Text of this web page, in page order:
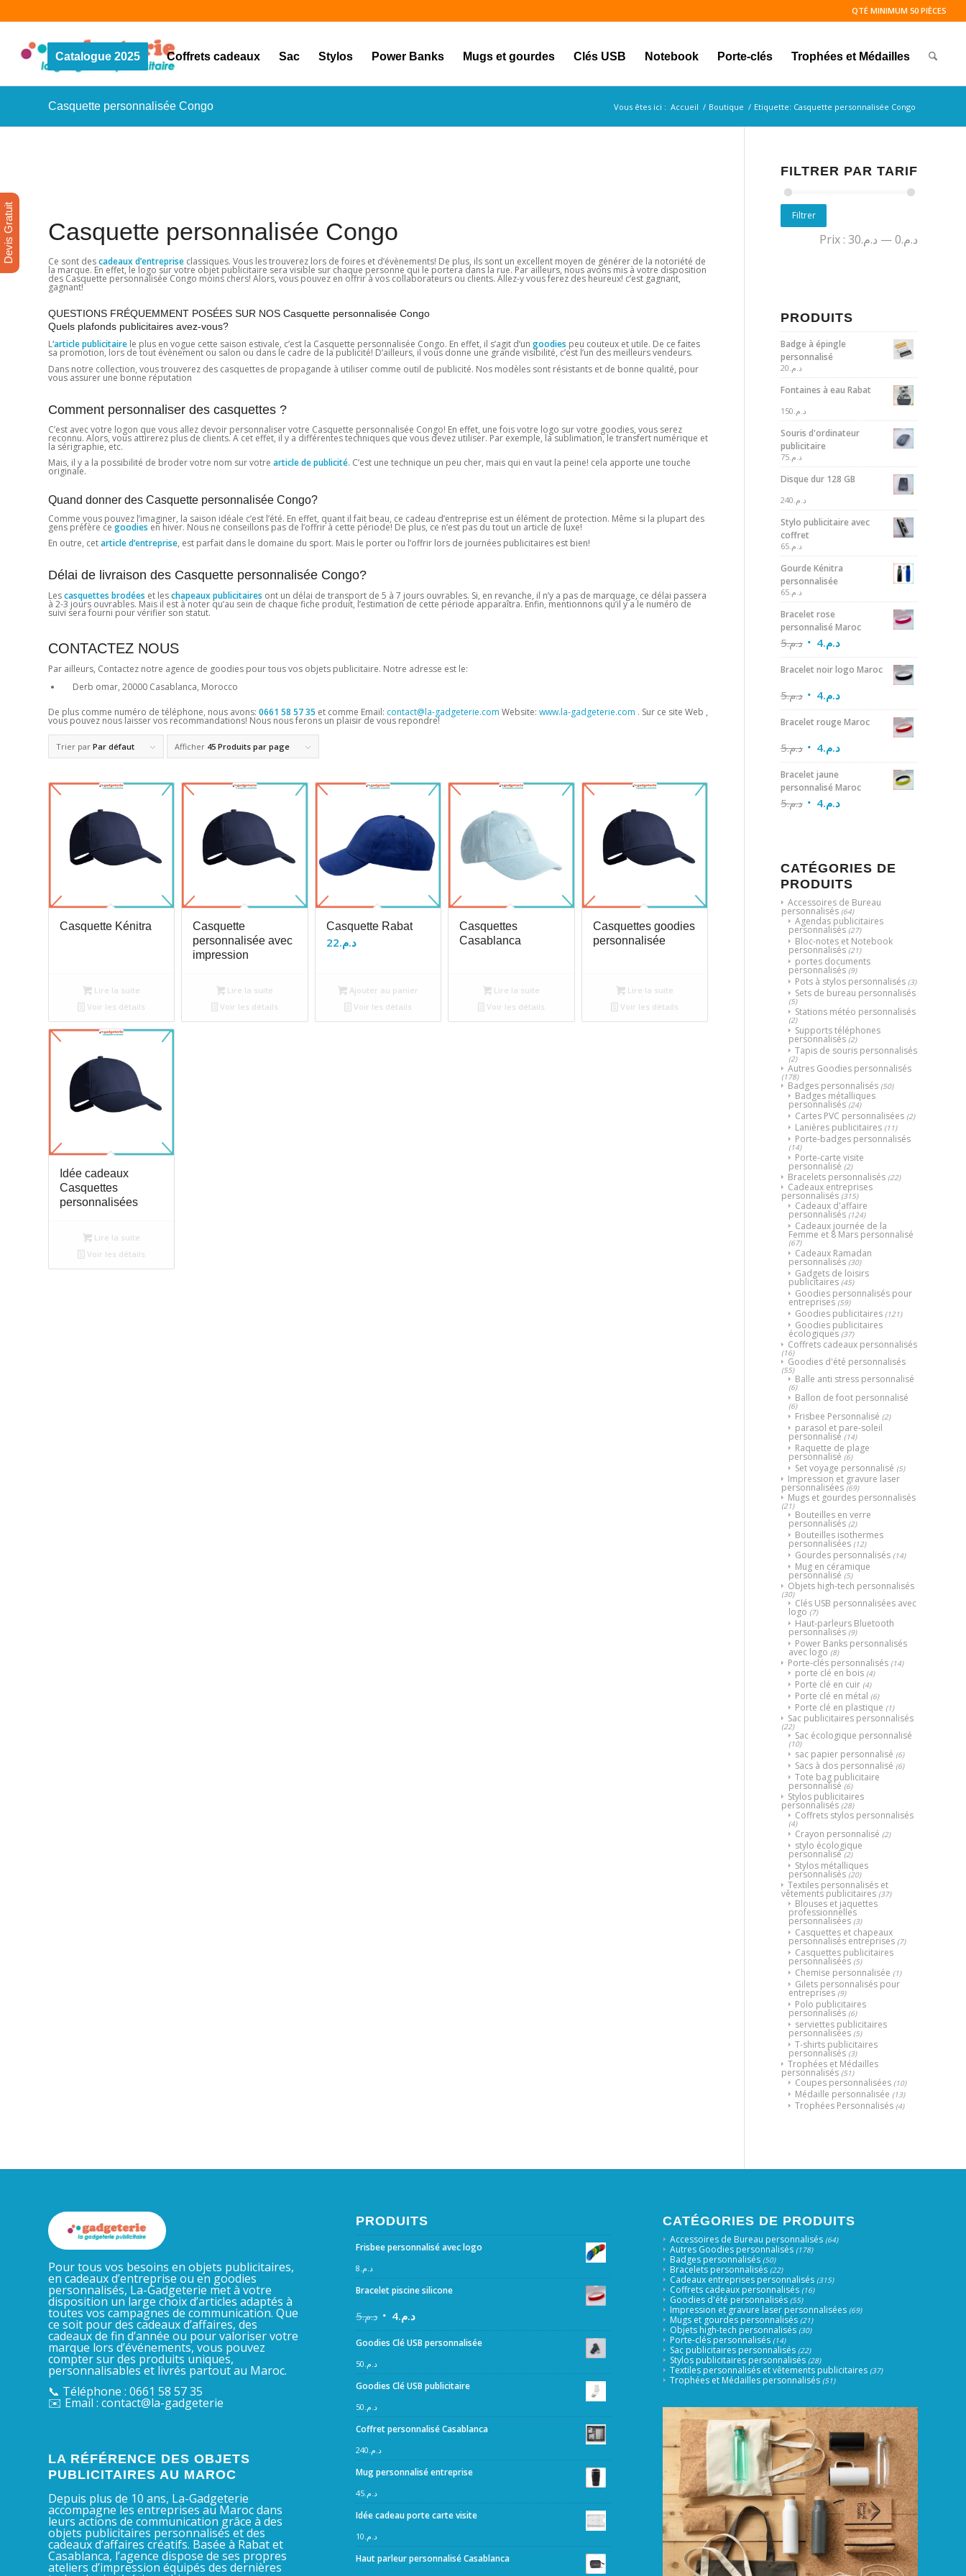
QTÉ MINIMUM 50 PIÈCES
Catalogue 2025 Coffrets cadeaux Sac Stylos Power Banks Mugs et gourdes Clés USB Notebook Porte-clés Trophées et Médailles
Casquette personnalisée Congo Vous êtes ici : Accueil / Boutique / Etiquette: Casquette personnalisée Congo
Casquette personnalisée Congo
Ce sont descadeaux d’entreprise classiques. Vous les trouverez lors de foires et d’évènements! De plus, ils sont un excellent moyen de générer de la notoriété de
la marque. En effet, le logo sur votre objet publicitaire sera visible sur chaque personne qui le portera dans la rue. Par ailleurs, nous avons mis à votre disposition
des Casquette personnalisée Congo moins chers! Alors, vous pouvez en offrir à vos collaborateurs ou clients. Allez-y vous ferez des heureux! c’est gagnant,
gagnant!
QUESTIONS FRÉQUEMMENT POSÉES SUR NOS Casquette personnalisée Congo
Quels plafonds publicitaires avez-vous?
L‘article publicitaire le plus en vogue cette saison estivale, c’est la Casquette personnalisée Congo. En effet, il s’agit d’un goodies peu couteux et utile. De ce faites
sa promotion, lors de tout évènement ou salon ou dans le cadre de la publicité! D’ailleurs, il vous donne une grande visibilité, c’est l’un des meilleurs vendeurs.
Dans notre collection, vous trouverez des casquettes de propagande à utiliser comme outil de publicité. Nos modèles sont résistants et de bonne qualité, pour
vous assurer une bonne réputation
Comment personnaliser des casquettes ?
C’est avec votre logon que vous allez devoir personnaliser votre Casquette personnalisée Congo! En effet, une fois votre logo sur votre goodies, vous serez
reconnu. Alors, vous attirerez plus de clients. A cet effet, il y a différentes techniques que vous devez utiliser. Par exemple, la sublimation, le transfert numérique et
la sérigraphie, etc.
Mais, il y a la possibilité de broder votre nom sur votre article de publicité. C’est une technique un peu cher, mais qui en vaut la peine! cela apporte une touche
originale.
Quand donner des Casquette personnalisée Congo?
Comme vous pouvez l’imaginer, la saison idéale c’est l’été. En effet, quant il fait beau, ce cadeau d’entreprise est un élément de protection. Même si la plupart des
gens préfère ce goodies en hiver. Nous ne conseillons pas de l’offrir à cette période! De plus, ce n’est pas du tout un article de luxe!
En outre, cetarticle d’entreprise, est parfait dans le domaine du sport. Mais le porter ou l’offrir lors de journées publicitaires est bien!
Délai de livraison des Casquette personnalisée Congo?
Lescasquettes brodées et leschapeaux publicitaires ont un délai de transport de 5 à 7 jours ouvrables. Si, en revanche, il n’y a pas de marquage, ce délai passera
à 2-3 jours ouvrables. Mais il est à noter qu’au sein de chaque fiche produit, l’estimation de cette période apparaîtra. Enfin, mentionnons qu’il y a le numéro de
suivi sera fourni pour vérifier son statut.
CONTACTEZ NOUS
Par ailleurs, Contactez notre agence de goodies pour tous vos objets publicitaire. Notre adresse est le:
Derb omar, 20000 Casablanca, Morocco
De plus comme numéro de téléphone, nous avons: 0661 58 57 35 et comme Email: contact@la-gadgeterie.com Website: www.la-gadgeterie.com . Sur ce site Web ,
vous pouvez nous laisser vos recommandations! Nous nous ferons un plaisir de vous repondre!
Trier par Par défaut Afficher 45 Produits par page
Casquette Kénitra
Lire la suite
Voir les détails
Casquette
personnalisée avec
impression
Lire la suite
Voir les détails
Casquette Rabat
د.م.22
Ajouter au panier
Voir les détails
Casquettes
Casablanca
Lire la suite
Voir les détails
Casquettes goodies
personnalisée
Lire la suite
Voir les détails
Idée cadeaux
Casquettes
personnalisées
Lire la suite
Voir les détails
FILTRER PAR TARIF
Filtrer
Prix : د.م.0 — د.م.30
PRODUITS
Badge à épingle
personnalisé
د.م. 20
Fontaines à eau Rabat
د.م. 150
Souris d'ordinateur
publicitaire
د.م. 75
Disque dur 128 GB
د.م. 240
Stylo publicitaire avec
coffret
د.م. 65
Gourde Kénitra
personnalisée
د.م. 65
Bracelet rose
personnalisé Maroc
د.م.5 د.م.4
Bracelet noir logo Maroc
د.م.5 د.م.4
Bracelet rouge Maroc
د.م.5 د.م.4
Bracelet jaune
personnalisé Maroc
د.م.5 د.م.4
CATÉGORIES DE
PRODUITS
Accessoires de Bureau
personnalisés (64)
Agendas publicitaires
personnalisés (27)
Bloc-notes et Notebook
personnalisés (21)
portes documents
personnalisés (9)
Pots à stylos personnalisés (3)
Sets de bureau personnalisés
(5)
Stations météo personnalisés
(2)
Supports téléphones
personnalisés (2)
Tapis de souris personnalisés
(2)
Autres Goodies personnalisés
(178)
Badges personnalisés (50)
Badges métalliques
personnalisés (24)
Cartes PVC personnalisées (2)
Lanières publicitaires (11)
Porte-badges personnalisés
(14)
Porte-carte visite
personnalisé (2)
Bracelets personnalisés (22)
Cadeaux entreprises
personnalisés (315)
Cadeaux d'affaire
personnalisés (124)
Cadeaux journée de la
Femme et 8 Mars personnalisé
(67)
Cadeaux Ramadan
personnalisés (30)
Gadgets de loisirs
publicitaires (45)
Goodies personnalisés pour
entreprises (59)
Goodies publicitaires (121)
Goodies publicitaires
écologiques (37)
Coffrets cadeaux personnalisés
(16)
Goodies d'été personnalisés
(55)
Balle anti stress personnalisé
(6)
Ballon de foot personnalisé
(6)
Frisbee Personnalisé (2)
parasol et pare-soleil
personnalisé (14)
Raquette de plage
personnalisé (6)
Set voyage personnalisé (5)
Impression et gravure laser
personnalisées (69)
Mugs et gourdes personnalisés
(21)
Bouteilles en verre
personnalisés (2)
Bouteilles isothermes
personnalisées (12)
Gourdes personnalisés (14)
Mug en céramique
personnalisé (5)
Objets high-tech personnalisés
(30)
Clés USB personnalisées avec
logo (7)
Haut-parleurs Bluetooth
personnalisés (9)
Power Banks personnalisés
avec logo (8)
Porte-clés personnalisés (14)
porte clé en bois (4)
Porte clé en cuir (4)
Porte clé en métal (6)
Porte clé en plastique (1)
Sac publicitaires personnalisés
(22)
Sac écologique personnalisé
(10)
sac papier personnalisé (6)
Sacs à dos personnalisé (6)
Tote bag publicitaire
personnalisé (6)
Stylos publicitaires
personnalisés (28)
Coffrets stylos personnalisés
(4)
Crayon personnalisé (2)
stylo écologique
personnalisé (2)
Stylos métalliques
personnalisés (20)
Textiles personnalisés et
vêtements publicitaires (37)
Blouses et jaquettes
professionnelles
personnalisées (3)
Casquettes et chapeaux
personnalisés entreprises (7)
Casquettes publicitaires
personnalisées (5)
Chemise personnalisée (1)
Gilets personnalisés pour
entreprises (9)
Polo publicitaires
personnalisés (6)
serviettes publicitaires
personnalisées (5)
T-shirts publicitaires
personnalisés (3)
Trophées et Médailles
personnalisés (51)
Coupes personnalisées (10)
Médaille personnalisée (13)
Trophées Personnalisés (4)
Pour tous vos besoins en objets publicitaires,
en cadeaux d’entreprise ou en goodies
personnalisés, La-Gadgeterie met à votre
disposition un large choix d’articles adaptés à
toutes vos campagnes de communication. Que
ce soit pour des cadeaux d’affaires, des
cadeaux de fin d’année ou pour valoriser votre
marque lors d’événements, vous pouvez
compter sur des produits uniques,
personnalisables et livrés partout au Maroc.
📞 Téléphone : 0661 58 57 35
✉️ Email : contact@la-gadgeterie
LA RÉFÉRENCE DES OBJETS
PUBLICITAIRES AU MAROC
Depuis plus de 10 ans, La-Gadgeterie
accompagne les entreprises au Maroc dans
leurs actions de communication grâce à des
objets publicitaires personnalisés et des
cadeaux d’affaires créatifs. Basée à Rabat et
Casablanca, l’agence dispose de ses propres
ateliers d’impression équipés des dernières
PRODUITS
Frisbee personnalisé avec logo
د.م. 8
Bracelet piscine silicone
د.م.5 د.م.4
Goodies Clé USB personnalisée
د.م. 50
Goodies Clé USB publicitaire
د.م. 50
Coffret personnalisé Casablanca
د.م. 240
Mug personnalisé entreprise
د.م.45
Idée cadeau porte carte visite
د.م. 10
Haut parleur personnalisé Casablanca
CATÉGORIES DE PRODUITS
Accessoires de Bureau personnalisés (64)
Autres Goodies personnalisés (178)
Badges personnalisés (50)
Bracelets personnalisés (22)
Cadeaux entreprises personnalisés (315)
Coffrets cadeaux personnalisés (16)
Goodies d'été personnalisés (55)
Impression et gravure laser personnalisées (69)
Mugs et gourdes personnalisés (21)
Objets high-tech personnalisés (30)
Porte-clés personnalisés (14)
Sac publicitaires personnalisés (22)
Stylos publicitaires personnalisés (28)
Textiles personnalisés et vêtements publicitaires (37)
Trophées et Médailles personnalisés (51)
Devis Gratuit